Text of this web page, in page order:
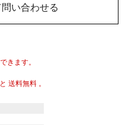
い合わせる
きます。
送料無料 。